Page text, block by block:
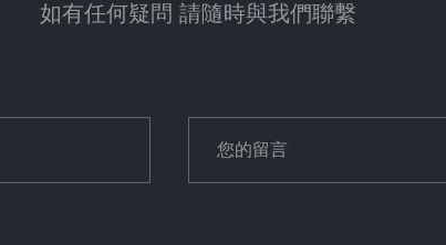
如有任何疑問 請隨時與我們聯繫